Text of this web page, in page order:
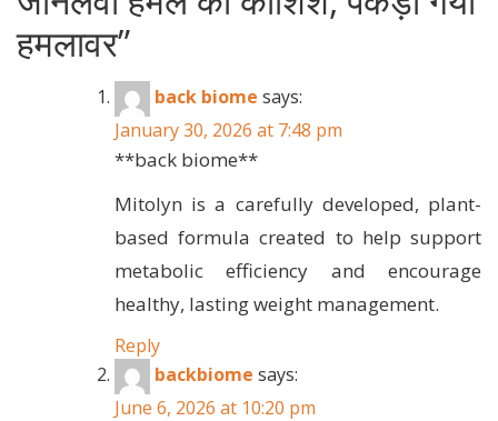
हमलावर”
back biome says:
January 30, 2026 at 7:48 pm
**back biome**
Mitolyn is a carefully developed, plant-
based formula created to help support
metabolic efficiency and encourage
healthy, lasting weight management.
Reply
backbiome says:
June 6, 2026 at 10:20 pm